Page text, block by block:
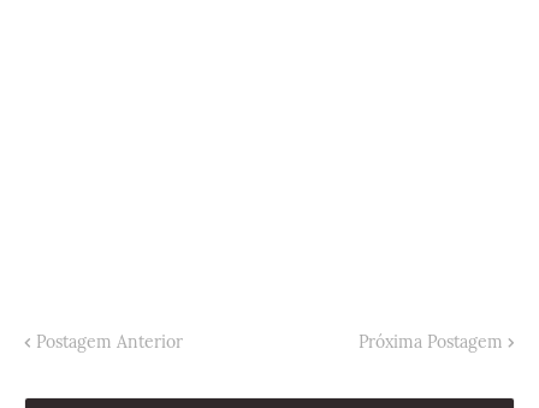
Postagem Anterior Próxima Postagem